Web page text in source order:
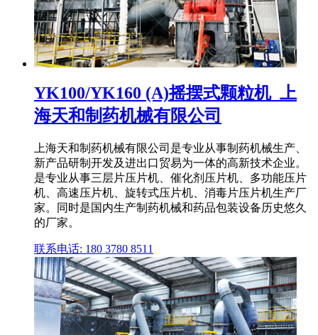
YK100/YK160 (A)摇摆式颗粒机_上
海天和制药机械有限公司
上海天和制药机械有限公司是专业从事制药机械生产、
新产品研制开发及进出口贸易为一体的高新技术企业。
是专业从事三层片压片机、催化剂压片机、多功能压片
机、高速压片机、旋转式压片机、消毒片压片机生产厂
家。同时是国内生产制药机械和药品包装设备历史悠久
的厂家。
联系电话: 180 3780 8511